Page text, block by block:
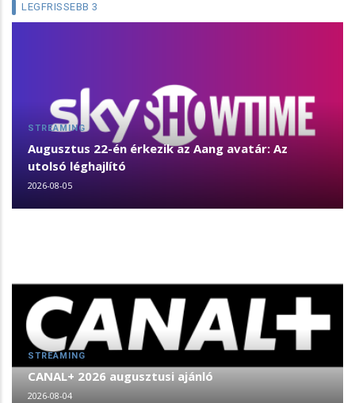
LEGFRISSEBB 3
STREAMING
Augusztus 22-én érkezik az Aang avatár: Az
utolsó léghajlító
2026-08-05
STREAMING
CANAL+ 2026 augusztusi ajánló
2026-08-04